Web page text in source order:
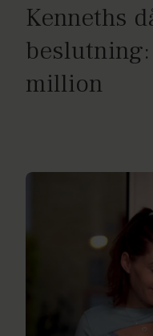
Kenneths
million